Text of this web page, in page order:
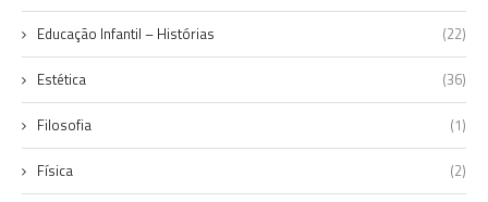
Educação Infantil – Histórias (22)
Estética (36)
Filosofia (1)
Física (2)